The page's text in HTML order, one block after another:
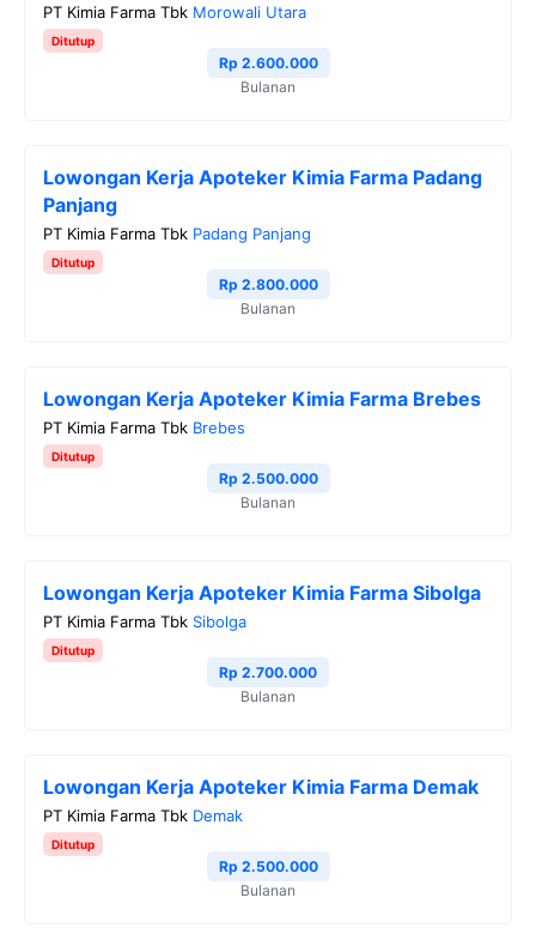
PT Kimia Farma Tbk Morowali Utara
Ditutup
Rp 2.600.000
Bulanan
Lowongan Kerja Apoteker Kimia Farma Padang
Panjang
PT Kimia Farma Tbk Padang Panjang
Ditutup
Rp 2.800.000
Bulanan
Lowongan Kerja Apoteker Kimia Farma Brebes
PT Kimia Farma Tbk Brebes
Ditutup
Rp 2.500.000
Bulanan
Lowongan Kerja Apoteker Kimia Farma Sibolga
PT Kimia Farma Tbk Sibolga
Ditutup
Rp 2.700.000
Bulanan
Lowongan Kerja Apoteker Kimia Farma Demak
PT Kimia Farma Tbk Demak
Ditutup
Rp 2.500.000
Bulanan